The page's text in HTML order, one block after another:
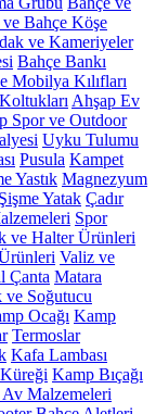
Bahçe Köşe
ve Kameriyeler
Bahçe Bankı
Mobilya Kılıfları
Ahşap Ev
Spor ve Outdoor
Uyku Tulumu
Pusula Kampet
Yastık Magnezyum
Şişme Yatak Çadır
Spor
ve Halter Ürünleri
Valiz ve
Çanta Matara
Soğutucu
Ocağı Kamp
Termoslar
Kafa Lambası
Kamp Bıçağı
Av Malzemeleri